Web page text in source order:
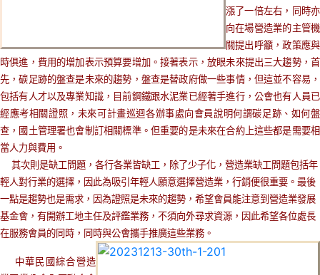
漲了一倍左右，同時亦
向在場營造業的主管機
關提出呼籲，政策應與
時俱進，費用的增加表示預算要增加。接著表示，放眼未來提出三大趨勢，首
先，碳足跡的盤查是未來的趨勢，盤查是替政府做一些事情，但這並不容易，
包括有人才以及專業知識，目前鋼鐵跟水泥業已經著手進行，公會也有人員已
經應考相關證照，未來可計畫巡迴各辦事處向會員說明何謂碳足跡、如何盤
查，國土管理署也會制訂相關標準。但重要的是未來在合約上這些都是需要相
當人力與費用。
其次則是缺工問題，各行各業皆缺工，除了少子化，營造業缺工問題包括年
輕人對行業的選擇，因此為吸引年輕人願意選擇營造業，行銷便很重要。最後
一點是趨勢也是需求，因為證照是未來的趨勢，希望會員能注意到營造業發展
基金會，有開辦工地主任及評鑑業務，不須向外尋求資源，因此希望各位處長
在服務會員的同時，同時與公會攜手推廣這些業務。
中華民國綜合營造